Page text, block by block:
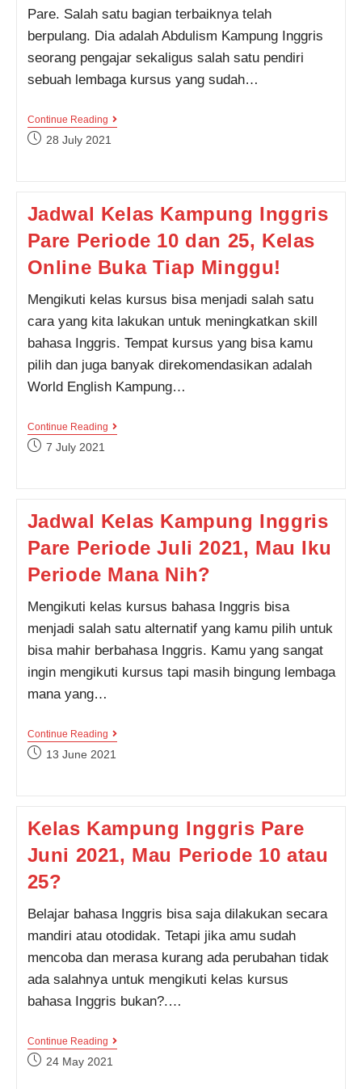
Pare. Salah satu bagian terbaiknya telah
berpulang. Dia adalah Abdulism Kampung Inggris
seorang pengajar sekaligus salah satu pendiri
sebuah lembaga kursus yang sudah…
Continue ReadingFakta
Abdulism
Tau
Nih!
Selamat
Jalan
Abdulism!
Post28 July 2021
Jadwal Kelas Kampung Inggris
Pare Periode 10 dan 25, Kelas
Online Buka Tiap Minggu!
Mengikuti kelas kursus bisa menjadi salah satu
cara yang kita lakukan untuk meningkatkan skill
bahasa Inggris. Tempat kursus yang bisa kamu
pilih dan juga banyak direkomendasikan adalah
World English Kampung…
Continue ReadingJadwal
Dan
25,
Kelas
Online
Buka
Tiap
Post7 July 2021
Jadwal Kelas Kampung Inggris
Pare Periode Juli 2021, Mau Iku
Periode Mana Nih?
Mengikuti kelas kursus bahasa Inggris bisa
menjadi salah satu alternatif yang kamu pilih untuk
bisa mahir berbahasa Inggris. Kamu yang sangat
ingin mengikuti kursus tapi masih bingung lembaga
mana yang…
Continue ReadingJadwal
Kampung
2021,
Mau
Iku
Periode
Post13 June 2021
Kelas Kampung Inggris Pare
Juni 2021, Mau Periode 10 atau
25?
Belajar bahasa Inggris bisa saja dilakukan secara
mandiri atau otodidak. Tetapi jika amu sudah
mencoba dan merasa kurang ada perubahan tidak
ada salahnya untuk mengikuti kelas kursus
bahasa Inggris bukan?.…
Continue ReadingKelas
Inggris
Post24 May 2021